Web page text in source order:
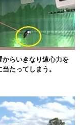
からいきなり遠心力を
たってしまう。